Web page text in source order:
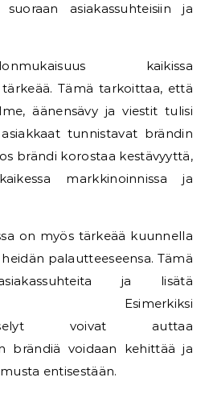
asiakassuhteisiin ja
kaikissa
Tämä tarkoittaa, että
äänensävy ja viestit tulisi
tunnistavat brändin
brändi korostaa kestävyyttä,
markkinoinnissa ja
on myös tärkeää kuunnella
palautteeseensa. Tämä
ja lisätä
Esimerkiksi
voivat auttaa
brändiä voidaan kehittää ja
entisestään.